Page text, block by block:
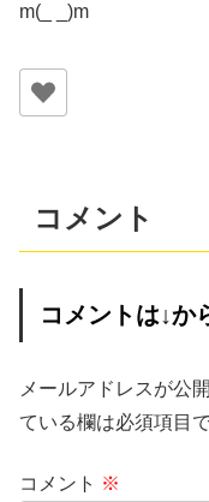
m(_ _)m
コメント
コメントは↓か
メールアドレスが公
ている欄は必須項目
コメント ※